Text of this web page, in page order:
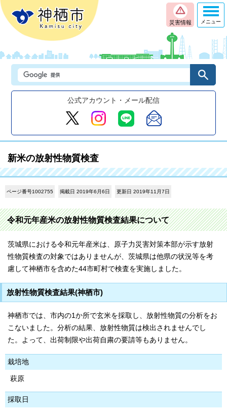
災害情報
公式アカウント・メール配信
メニュー
新米の放射性物質検査
ページ番号1002755 掲載日 2019年6月6日 更新日 2019年11月7日
令和元年産米の放射性物質検査結果について
茨城県における令和元年産米は、原子力災害対策本部が示す放射
性物質検査の対象ではありませんが、茨城県は他県の状況等を考
慮して神栖市を含めた44市町村で検査を実施しました。
放射性物質検査結果(神栖市)
神栖市では、市内の1か所で玄米を採取し、放射性物質の分析をお
こないました。分析の結果、放射性物質は検出されませんでし
た。よって、出荷制限や出荷自粛の要請等もありません。
栽培地
萩原
採取日